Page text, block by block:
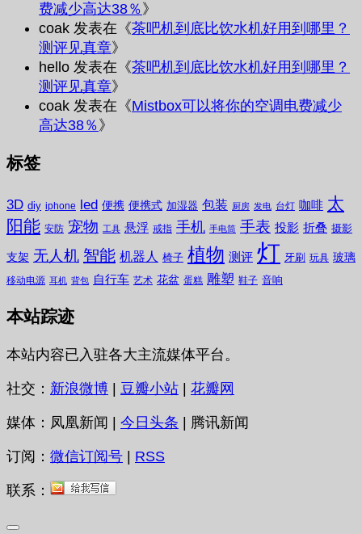
费减少高达38％ 》
coak 发表在《茶吧机到底比饮水机好用到哪里？
测评见真章》
hello 发表在《茶吧机到底比饮水机好用到哪里？
测评见真章》
coak 发表在《Mistbox可以将你的空调电费减少
高达38％ 》
标签
3D diy iphone led 便携 便携式 加湿器 包装 厨房 发电 台灯 咖啡 太
阳能 安防 宠物 工具 悬浮 戒指 手机 手电筒 手表 投影 折叠 摄影
支架 无人机 智能 机器人 椅子 植物 测评 灯 牙刷 玩具 玻璃
移动电源 耳机 背包 自行车 艺术 花盆 蛋糕 雕塑 鞋子 音响
本站踪迹
本站内容已入驻各大主流媒体平台。
社交： 新浪微博 | 豆瓣小站 | 花瓣网
媒体：凤凰新闻 | 今日头条 | 腾讯新闻
订阅： 微信订阅号 RSS
联系：